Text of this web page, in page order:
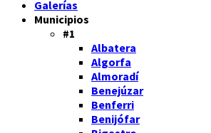
Galerías
Municipios
#1
Albatera
Algorfa
Almoradí
Benejúzar
Benferri
Benijófar